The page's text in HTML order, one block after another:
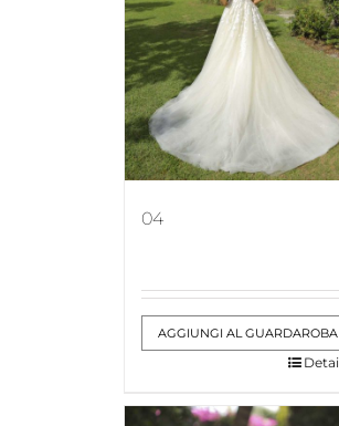
04
AGGIUNGI AL GUARDAROBA